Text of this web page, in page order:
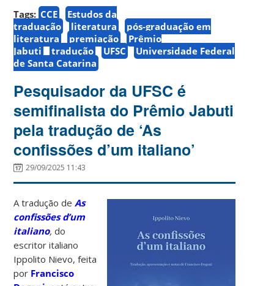
Tags: CCE
Estudos da
traduação
literatura
pós-graduação em
literatura
premiação
Prêmio
Jabuti
tradução UFSC
Universidade Federal
de Santa Catarina
Pesquisador da UFSC é
semifinalista do Prêmio Jabuti
pela tradução de ‘As
confissões d’um italiano’
29/09/2025 11:43
A tradução deAs
confissões d’um
italiano, do
escritor italiano
Ippolito Nievo, feita
por Francisco